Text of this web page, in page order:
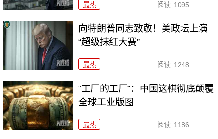
最热 阅读 1095
向特朗普同志致敬！美政坛上演
“超级抹红大赛”
最热 阅读 1248
“工厂的工厂”：中国这棋彻底颠覆
全球工业版图
最热 阅读 1186